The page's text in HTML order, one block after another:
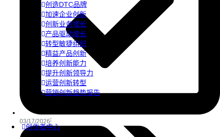
创造DTC品牌
加速企业创新
创新业务增长
产品驱动增长
转型敏捷组织
精益产品创新
培养创新能力
提升创新领导力
运营创新转型
营销创新趋势报告
创作者中心
03/17/2026